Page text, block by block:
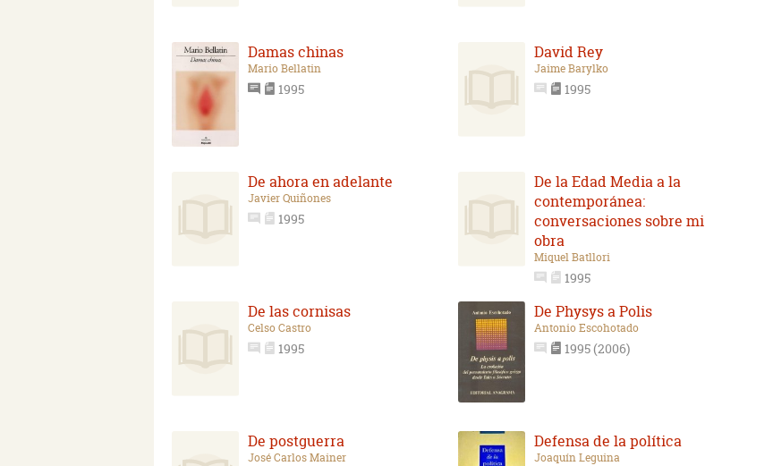
Damas chinas
Mario Bellatin
1995
David Rey
Jaime Barylko
1995
De ahora en adelante
Javier Quiñones
1995
De la Edad Media a la
contemporánea:
conversaciones sobre mi
obra
Miquel Batllori
1995
De las cornisas
Celso Castro
1995
De Physys a Polis
Antonio Escohotado
1995 (2006)
De postguerra
José Carlos Mainer
Defensa de la política
Joaquín Leguina